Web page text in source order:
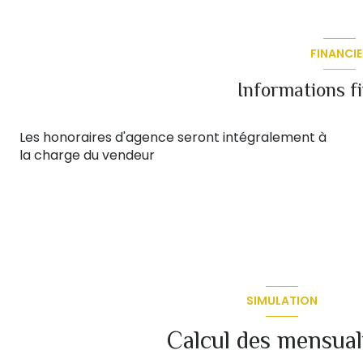
Informations
Les honoraires d'agence seront intégralement à
la charge du vendeur
SIMULATION
Calcul des